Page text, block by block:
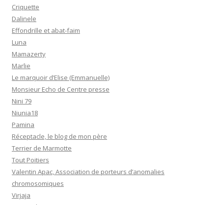
Criquette
Dalinele
Effondrille et abat-faim
Luna
Mamazerty
Marlie
Le marquoir d’Elise (Emmanuelle)
Monsieur Echo de Centre presse
Nini 79
Niunia18
Pamina
Réceptacle, le blog de mon père
Terrier de Marmotte
Tout Poitiers
Valentin Apac, Association de porteurs d’anomalies
chromosomiques
Virjaja